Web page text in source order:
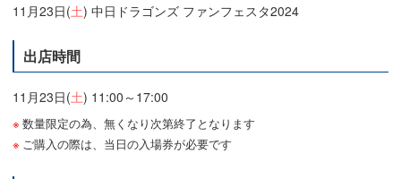
11月23日(土) 中日ドラゴンズ ファンフェスタ2024
出店時間
11月23日(土) 11:00～17:00
数量限定の為、無くなり次第終了となります
ご購入の際は、当日の入場券が必要です